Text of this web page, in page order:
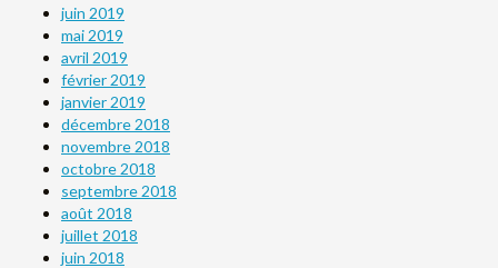
juin 2019
mai 2019
avril 2019
février 2019
janvier 2019
décembre 2018
novembre 2018
octobre 2018
septembre 2018
août 2018
juillet 2018
juin 2018